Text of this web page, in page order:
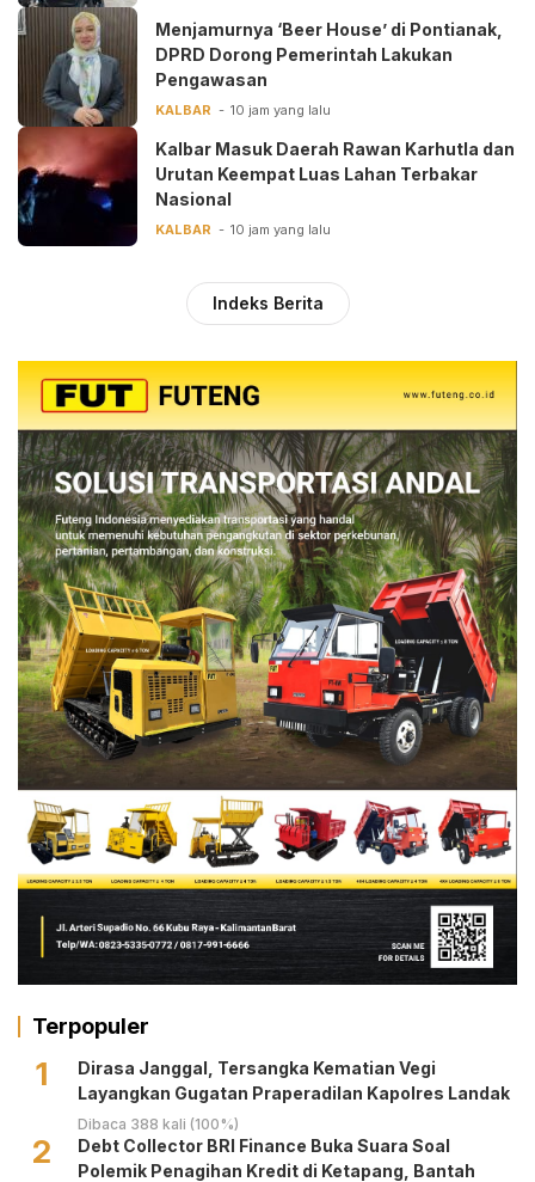
Menjamurnya ‘Beer House’ di Pontianak,
DPRD Dorong Pemerintah Lakukan
Pengawasan
KALBAR 10 jam yang lalu
Kalbar Masuk Daerah Rawan Karhutla dan
Urutan Keempat Luas Lahan Terbakar
Nasional
KALBAR 10 jam yang lalu
Indeks Berita
Terpopuler
1
Dirasa Janggal, Tersangka Kematian Vegi
Layangkan Gugatan Praperadilan Kapolres Landak
Dibaca 388 kali (100%)
2
Debt Collector BRI Finance Buka Suara Soal
Polemik Penagihan Kredit di Ketapang, Bantah